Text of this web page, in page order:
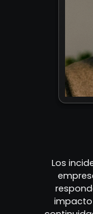
Los
impacto